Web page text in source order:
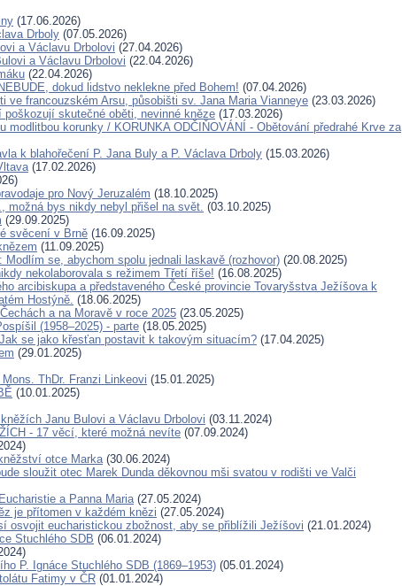
(17.06.2026)
Drboly (07.05.2026)
a Václavu Drbolovi (27.04.2026)
a Václavu Drbolovi (22.04.2026)
(22.04.2026)
dokud lidstvo neklekne před Bohem! (07.04.2026)
ve francouzském Arsu, působišti sv. Jana Maria Vianneye (23.03.2026)
skutečné oběti, nevinné kněze (17.03.2026)
modlitbou korunky / KORUNKA ODČIŇOVÁNÍ - Obětování předrahé Krve za
k blahořečení P. Jana Buly a P. Václava Drboly (15.03.2026)
(17.02.2026)
pro Nový Jeruzalém (18.10.2025)
možná bys nikdy nebyl přišel na svět. (03.10.2025)
(29.09.2025)
svěcení v Brně (16.09.2025)
(11.09.2025)
Modlím se, abychom spolu jednali laskavě (rozhovor) (20.08.2025)
nekolaborovala s režimem Třetí říše! (16.08.2025)
arcibiskupa a představeného České provincie Tovaryšstva Ježíšova k
Hostýně. (18.06.2025)
a na Moravě v roce 2025 (23.05.2025)
(1958–2025) - parte (18.05.2025)
se jako křesťan postavit k takovým situacím? (17.04.2025)
(29.01.2025)
ThDr. Franzi Linkeovi (15.01.2025)
(10.01.2025)
Janu Bulovi a Václavu Drbolovi (03.11.2024)
- 17 věcí, které možná nevíte (07.09.2024)
otce Marka(30.06.2024)
sloužit otec Marek Dunda děkovnou mši svatou v rodišti ve Valči
a Panna Maria(27.05.2024)
je přítomen v každém knězi (27.05.2024)
osvojit eucharistickou zbožnost, aby se přiblížili Ježíšovi (21.01.2024)
Stuchlého SDB (06.01.2024)
P. Ignáce Stuchlého SDB (1869–1953) (05.01.2024)
Fatimy v ČR (01.01.2024)